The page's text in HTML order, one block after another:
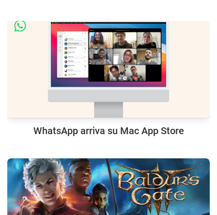
WhatsApp arriva su Mac App Store